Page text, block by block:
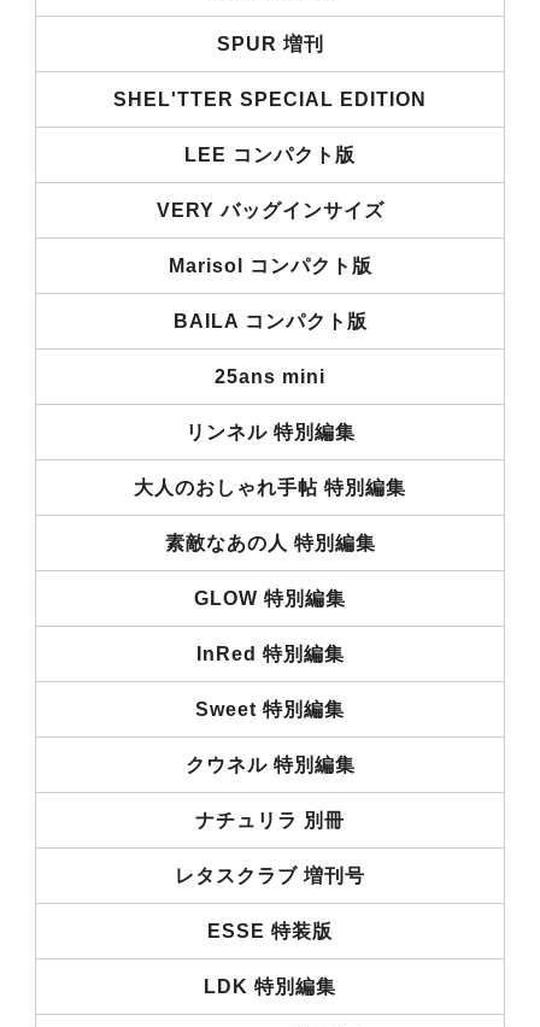
SPUR 増刊
SHEL'TTER SPECIAL EDITION
LEE コンパクト版
VERY バッグインサイズ
Marisol コンパクト版
BAILA コンパクト版
25ans mini
リンネル 特別編集
大人のおしゃれ手帖 特別編集
素敵なあの人 特別編集
GLOW 特別編集
InRed 特別編集
Sweet 特別編集
クウネル 特別編集
ナチュリラ 別冊
レタスクラブ 増刊号
ESSE 特装版
LDK 特別編集